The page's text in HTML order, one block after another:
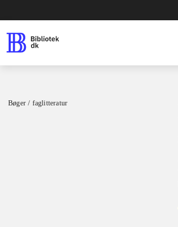
Bøger / faglitteratur